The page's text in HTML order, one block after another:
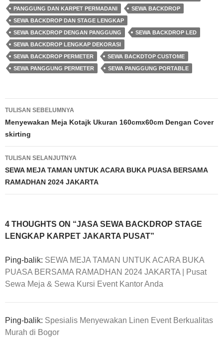
PANGGUNG DAN KARPET PERMADANI
SEWA BACKDROP
SEWA BACKDROP DAN STAGE LENGKAP
SEWA BACKDROP DENGAN PANGGUNG
SEWA BACKDROP LED
SEWA BACKDROP LENGKAP DEKORASI
SEWA BACKDROP PERMETER
SEWA BACKDTOP CUSTOME
SEWA PANGGUNG PERMETER
SEWA PANGGUNG PORTABLE
Navigasi
Tulisan
TULISAN SEBELUMNYA
Menyewakan Meja Kotajk Ukuran 160cmx60cm Dengan Cover
skirting
TULISAN SELANJUTNYA
SEWA MEJA TAMAN UNTUK ACARA BUKA PUASA BERSAMA
RAMADHAN 2024 JAKARTA
4 THOUGHTS ON “JASA SEWA BACKDROP STAGE
LENGKAP KARPET JAKARTA PUSAT”
Ping-balik: SEWA MEJA TAMAN UNTUK ACARA BUKA
PUASA BERSAMA RAMADHAN 2024 JAKARTA | Pusat
Sewa Meja & Sewa Kursi Event Kantor Anda
Ping-balik: Spesialis Menyewakan Linen Event Berkualitas
Murah di Bogor